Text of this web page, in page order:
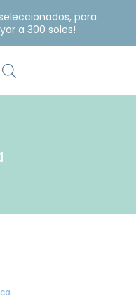
para
a 300 soles!